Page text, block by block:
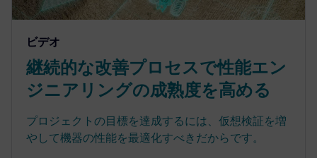
ビデオ
継続的な改善プロセスで性能エン
ジニアリングの成熟度を高める
プロジェクトの目標を達成するには、仮想検証を増
やして機器の性能を最適化すべきだからです。